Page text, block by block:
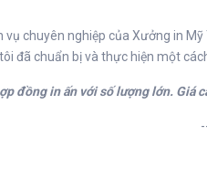
vụ chuyên nghiệp của Xưởng in
đã chuẩn bị và thực hiện một
đồng in ấn với số lượng lớn. Giá